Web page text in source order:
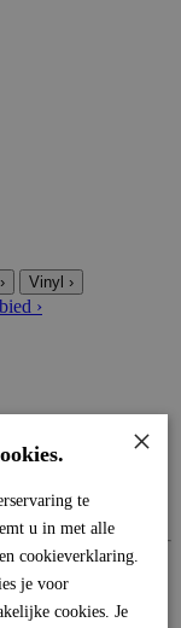
› Vinyl ›
›
› WitAlle
×
te
u in met alle
cookieverklaring.
je voor
cookies. Je